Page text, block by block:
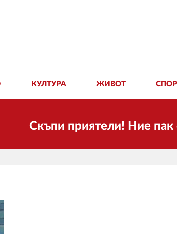
КУЛТУРА ЖИВОТ
приятели! Ние пак сме